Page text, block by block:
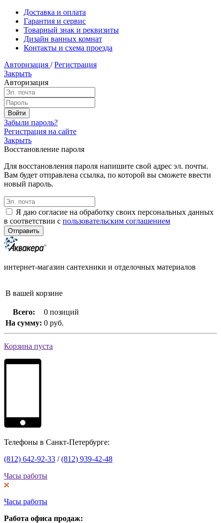
Доставка и оплата
Гарантия и сервис
Товарный знак и реквизиты
Дизайн ванных комнат
Контакты и схема проезда
Авторизация / Регистрация
Закрыть
Авторизация
Забыли пароль?
Регистрация на сайте
Закрыть
Восстановление пароля
Для восстановления пароля напишите свой адрес эл. почты.
Вам будет отправлена ссылка, по которой вы сможете ввести
новый пароль.
Я даю согласие на обработку своих персональных данных
в соответствии с пользовательским соглашением
интернет-магазин сантехники и отделочных материалов
В вашей корзине
Всего:
0 позиций
На сумму: 0 руб.
Корзина пуста
Телефоны в Санкт-Петербурге:
(812) 642-92-33 /(812) 939-42-48
Часы работы
Часы работы
Работа офиса продаж: